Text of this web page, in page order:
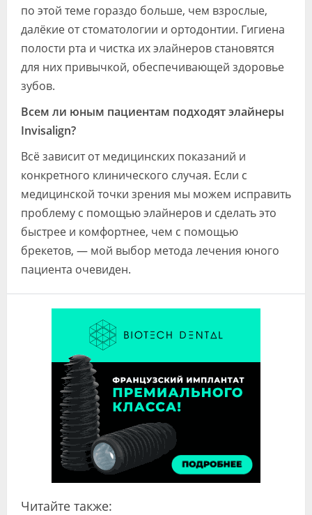
по этой теме гораздо больше, чем взрослые,
далёкие от стоматологии и ортодонтии. Гигиена
полости рта и чистка их элайнеров становятся
для них привычкой, обеспечивающей здоровье
зубов.
Всем ли юным пациентам подходят элайнеры
Invisalign?
Всё зависит от медицинских показаний и
конкретного клинического случая. Если с
медицинской точки зрения мы можем исправить
проблему с помощью элайнеров и сделать это
быстрее и комфортнее, чем с помощью
брекетов, — мой выбор метода лечения юного
пациента очевиден.
Читайте также: